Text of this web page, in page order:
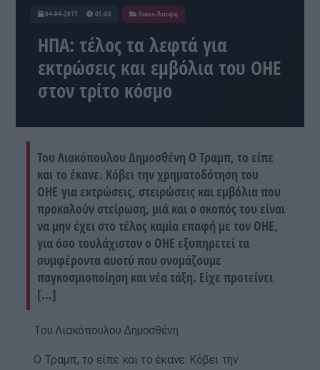
04-04-2017 05:08 Λιακο-Άποψη
ΗΠΑ: τέλος τα λεφτά για
εκτρώσεις και εμβόλια του ΟΗΕ
στον τρίτο κόσμο
Του Λιακόπουλου Δημοσθένη Ο Τραμπ, το είπε
και το έκανε. Κόβει την χρηματοδότηση του
ΟΗΕ για εκτρώσεις, στειρώσεις και εμβόλια που
προκαλούν στείρωση, μιά και ο σκοπός του είναι
να μην έχει στο τέλος καμία επαφή με τον ΟΗΕ,
για όσο τουλάχιστον ο ΟΗΕ εξυπηρετεί τα
συμφέροντα αυοτύ που ονομάζουμε
παγκοσμιοποίηση και νέα τάξη. Είχε προτείνει
[…]
Του Λιακόπουλου Δημοσθένη
Ο Τραμπ, το είπε και το έκανε. Κόβει την